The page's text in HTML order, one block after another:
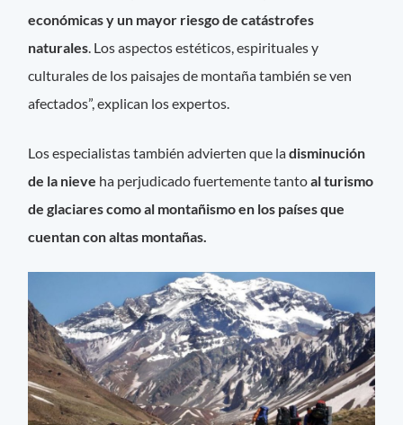
económicas y un mayor riesgo de catástrofes
naturales. Los aspectos estéticos, espirituales y
culturales de los paisajes de montaña también se ven
afectados”, explican los expertos.
Los especialistas también advierten que ladisminución
de la nieve ha perjudicado fuertemente tantoal turismo
de glaciares como al montañismo en los países que
cuentan con altas montañas.